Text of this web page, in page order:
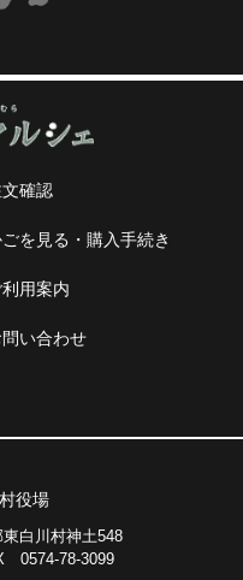
確認
を見る・購入手続き
利用案内
問い合わせ
役場
白川村神土548
0574-78-3099